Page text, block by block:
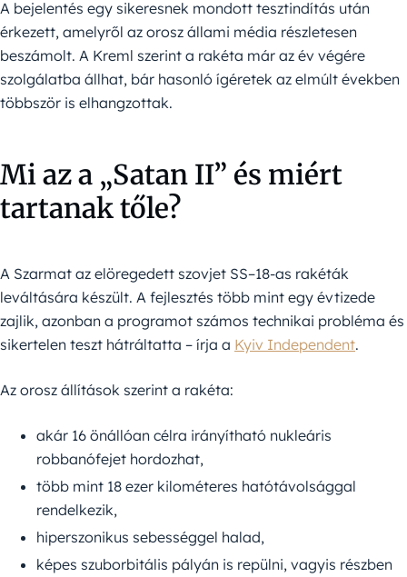
A bejelentés egy sikeresnek mondott tesztindítás után
érkezett, amelyről az orosz állami média részletesen
beszámolt. A Kreml szerint a rakéta már az év végére
szolgálatba állhat, bár hasonló ígéretek az elmúlt években
többször is elhangzottak.
Mi az a „Satan II” és miért
tartanak tőle?
A Szarmat az elöregedett szovjet SS–18-as rakéták
leváltására készült. A fejlesztés több mint egy évtizede
zajlik, azonban a programot számos technikai probléma és
sikertelen teszt hátráltatta – írja a Kyiv Independent.
Az orosz állítások szerint a rakéta:
akár 16 önállóan célra irányítható nukleáris
robbanófejet hordozhat,
több mint 18 ezer kilométeres hatótávolsággal
rendelkezik,
hiperszonikus sebességgel halad,
képes szuborbitális pályán is repülni, vagyis részben